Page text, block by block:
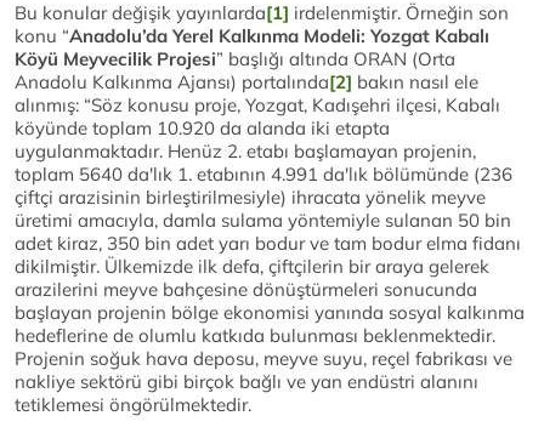
Bu konular değişik yayınlarda[1] irdelenmiştir. Örneğin son
konu “Anadolu’da Yerel Kalkınma Modeli: Yozgat Kabalı
Köyü Meyvecilik Projesi” başlığı altında ORAN (Orta
Anadolu Kalkınma Ajansı) portalında[2] bakın nasıl ele
alınmış: “Söz konusu proje, Yozgat, Kadışehri ilçesi, Kabalı
köyünde toplam 10.920 da alanda iki etapta
uygulanmaktadır. Henüz 2. etabı başlamayan projenin,
toplam 5640 da'lık 1. etabının 4.991 da'lık bölümünde (236
çiftçi arazisinin birleştirilmesiyle) ihracata yönelik meyve
üretimi amacıyla, damla sulama yöntemiyle sulanan 50 bin
adet kiraz, 350 bin adet yarı bodur ve tam bodur elma fidanı
dikilmiştir. Ülkemizde ilk defa, çiftçilerin bir araya gelerek
arazilerini meyve bahçesine dönüştürmeleri sonucunda
başlayan projenin bölge ekonomisi yanında sosyal kalkınma
hedeflerine de olumlu katkıda bulunması beklenmektedir.
Projenin soğuk hava deposu, meyve suyu, reçel fabrikası ve
nakliye sektörü gibi birçok bağlı ve yan endüstri alanını
tetiklemesi öngörülmektedir.